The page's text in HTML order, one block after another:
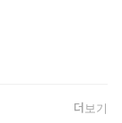
국문학이 극복
부합하는 세계문
전에 대한 상식
편성되었다. 그
더보기